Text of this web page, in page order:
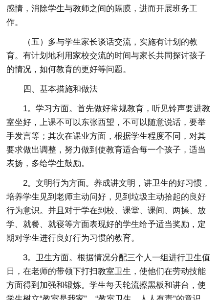
感情，消除学生与教师之间的隔膜，进而开展班务工
作。
（五）多与学生家长谈话交流，实施有计划的教
育。有计划地利用家校交流的时间与家长共同探讨孩子
的情况，如何教育的更好等问题。
四、基本措施和做法
1。学习方面。首先做好常规教育，听见铃声要进教
室坐好，上课不可以东张西望，不可以随意说话，要举
手发言等；其次在课业方面，根据学生程度不同，对其
要求做出调整，努力做到使教育适合每一个孩子，适当
表扬，多给学生鼓励。
2。文明行为方面。养成讲文明，讲卫生的好习惯，
培养学生见到老师主动问好，见到垃圾主动拾起的良好
行为意识。并且对于学在到校、课堂、课间、两操、放
学、就餐、就寝等方面表现好的学生给予适当奖励，定
期对学生进行良好行为习惯的教育。
3。卫生方面。根据情况分配三个人一组进行卫生值
日，在老师的带领下打扫教室卫生，使他们在劳动技能
方面得到加强和锻炼。学生每天轮流擦黑板和讲台，使